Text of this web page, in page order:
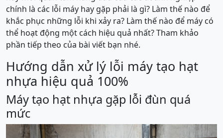
chính là các lỗi máy hay gặp phải là gì? Làm thế nào để
khắc phục những lỗi khi xảy ra? Làm thế nào để máy có
thể hoạt động một cách hiệu quả nhất? Tham khảo
phần tiếp theo của bài viết bạn nhé.
Hướng dẫn xử lý lỗi máy tạo hạt
nhựa hiệu quả 100%
Máy tạo hạt nhựa gặp lỗi đùn quá
mức